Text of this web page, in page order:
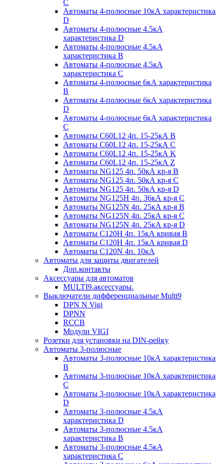
C
Автоматы 4-полюсные 10кА характеристика
D
Автоматы 4-полюсные 4.5кА
характеристика D
Автоматы 4-полюсные 4.5кА
характеристика В
Автоматы 4-полюсные 4.5кА
характеристика С
Автоматы 4-полюсные 6кА характеристика
B
Автоматы 4-полюсные 6кА характеристика
D
Автоматы 4-полюсные 6кА характеристика
С
Автоматы C60L12 4п. 15-25кА B
Автоматы C60L12 4п. 15-25кА C
Автоматы C60L12 4п. 15-25кА K
Автоматы C60L12 4п. 15-25кА Z
Автоматы NG125 4п. 50кА кр-я B
Автоматы NG125 4п. 50кА кр-я C
Автоматы NG125 4п. 50кА кр-я D
Автоматы NG125H 4п. 36кА кр-я C
Автоматы NG125N 4п. 25кА кр-я B
Автоматы NG125N 4п. 25кА кр-я C
Автоматы NG125N 4п. 25кА кр-я D
Автоматы С120H 4п. 15кА кривая B
Автоматы С120H 4п. 15кА кривая D
Автоматы С120N 4п. 10кА
Автоматы для защиты двигателей
Доп.контакты
Аксессуары для автоматов
MULTI9.аксессуары.
Выключатели дифференциальные Multi9
DPN N Vigi
DPNN
RCCB
Модули VIGI
Розетки для установки на DIN-рейку
Автоматы 3-полюсные
Автоматы 3-полюсные 10кА характеристика
B
Автоматы 3-полюсные 10кА характеристика
C
Автоматы 3-полюсные 10кА характеристика
D
Автоматы 3-полюсные 4.5кА
характеристика D
Автоматы 3-полюсные 4.5кА
характеристика В
Автоматы 3-полюсные 4.5кА
характеристика С